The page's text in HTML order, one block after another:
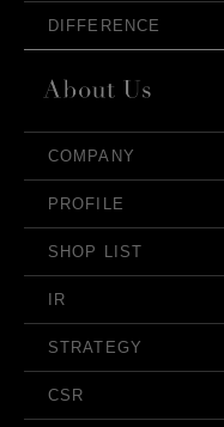
DIFFERENCE
COMPANY
PROFILE
SHOP LIST
IR
STRATEGY
CSR